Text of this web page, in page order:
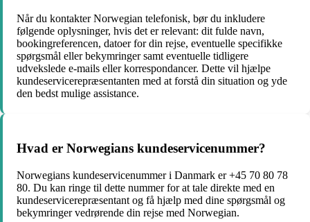
Når du kontakter Norwegian telefonisk, bør du inkludere
følgende oplysninger, hvis det er relevant: dit fulde navn,
bookingreferencen, datoer for din rejse, eventuelle specifikke
spørgsmål eller bekymringer samt eventuelle tidligere
udvekslede e-mails eller korrespondancer. Dette vil hjælpe
kundeservicerepræsentanten med at forstå din situation og yde
den bedst mulige assistance.
Hvad er Norwegians kundeservicenummer?
Norwegians kundeservicenummer i Danmark er +45 70 80 78
80. Du kan ringe til dette nummer for at tale direkte med en
kundeservicerepræsentant og få hjælp med dine spørgsmål og
bekymringer vedrørende din rejse med Norwegian.